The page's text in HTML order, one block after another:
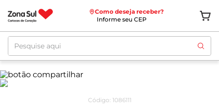
Como deseja receber?
Informe seu CEP
Pesquise aqui
Código: 1086111